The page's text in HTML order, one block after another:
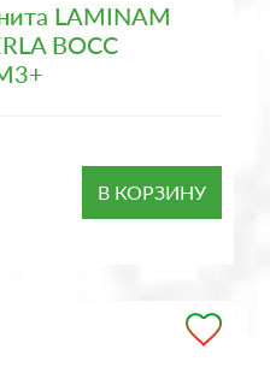
LAMINAM
BOCC
В КОРЗИНУ